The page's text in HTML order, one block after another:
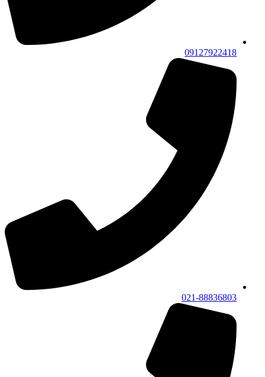
09127922418
021-88836803